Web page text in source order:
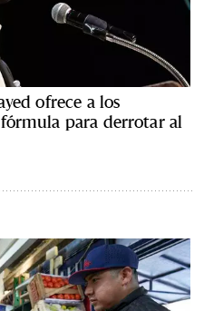
ofrece a los
para derrotar al